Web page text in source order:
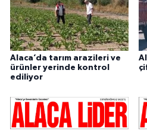
Alaca’da tarım arazileri ve
ürünler yerinde kontrol
ediliyor